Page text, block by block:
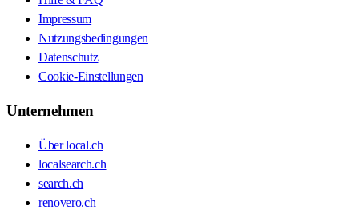
Impressum
Nutzungsbedingungen
Datenschutz
Cookie-Einstellungen
Unternehmen
Über local.ch
localsearch.ch
search.ch
renovero.ch